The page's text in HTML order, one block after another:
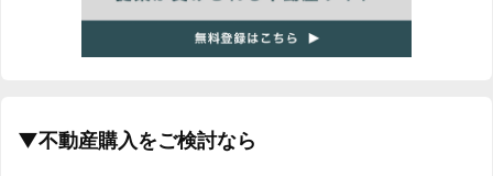
▼不動産購入をご検討なら